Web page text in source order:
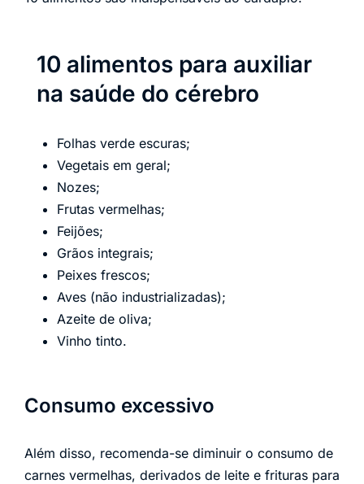
10 alimentos para auxiliar
na saúde do cérebro
Folhas verde escuras;
Vegetais em geral;
Nozes;
Frutas vermelhas;
Feijões;
Grãos integrais;
Peixes frescos;
Aves (não industrializadas);
Azeite de oliva;
Vinho tinto.
Consumo excessivo
Além disso, recomenda-se diminuir o consumo de
carnes vermelhas, derivados de leite e frituras para